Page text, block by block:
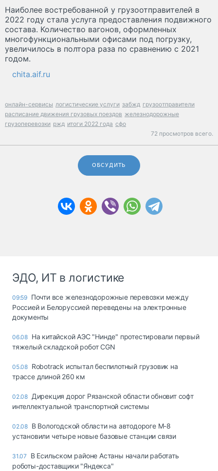
Наиболее востребованной у грузоотправителей в
2022 году стала услуга предоставления подвижного
состава. Количество вагонов, оформленных
многофункциональными офисами под погрузку,
увеличилось в полтора раза по сравнению с 2021
годом.
chita.aif.ru
онлайн-сервисы логистические услуги забжд грузоотправители
расписание движения грузовых поездов железнодорожные
грузоперевозки ржд итоги 2022 года сфо
72 просмотров всего.
ОБСУДИТЬ
ЭДО, ИТ в логистике
09:59 Почти все железнодорожные перевозки между
Россией и Белоруссией переведены на электронные
документы
06.08 На китайской АЭС "Нинде" протестировали первый
тяжелый складской робот CGN
05.08 Robotrack испытал беспилотный грузовик на
трассе длиной 260 км
02.08 Дирекция дорог Рязанской области обновит софт
интеллектуальной транспортной системы
02.08 В Вологодской области на автодороге М-8
установили четыре новые базовые станции связи
31.07
В Есильском районе Астаны начали работать
роботы-доставщики "Яндекса"